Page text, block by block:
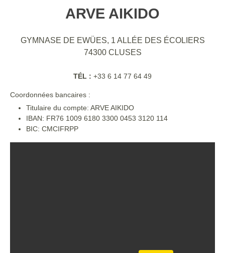
ARVE AIKIDO
GYMNASE DE EWÜES, 1 ALLÉE DES ÉCOLIERS
74300 CLUSES
TÉL : +33 6 14 77 64 49
Coordonnées bancaires :
Titulaire du compte: ARVE AIKIDO
IBAN: FR76 1009 6180 3300 0453 3120 114
BIC: CMCIFRPP